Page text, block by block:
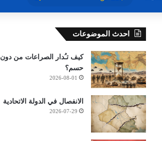
عن
احدث الموضوعات
كيف تـُدار الصراعات من دون
حسم؟
2026-08-01
الانفصال في الدولة الاتحادية
2026-07-29